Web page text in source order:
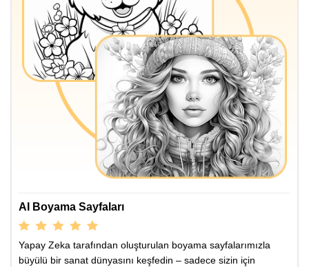
AI Boyama Sayfaları
Yapay Zeka tarafından oluşturulan boyama sayfalarımızla
büyülü bir sanat dünyasını keşfedin – sadece sizin için